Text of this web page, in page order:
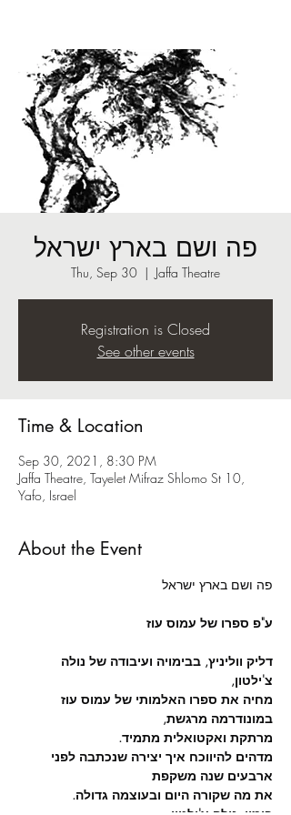
פה ושם בארץ ישראל
Thu, Sep 30
  |
Jaffa Theatre
Registration is Closed
See other events
Time & Location
Sep 30, 2021, 8:30 PM
Jaffa Theatre, Tayelet Mifraz Shlomo St 10,
Yafo, Israel
About the Event
פה ושם בארץ ישראל
דליק ווליניץ, בבימויה ועיבודה של נולה
מחיה את ספרו האלמותי של עמוס עוז
מרתקת ואקטואלית מתמיד.
מדהים להיווכח איך יצירה שנכתבה לפני
את מה שקורה היום ובעוצמה גדולה.